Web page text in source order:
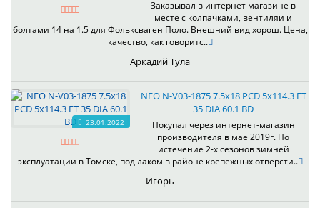
Заказывал в интернет магазине в
месте с колпачками, вентиляи и
болтами 14 на 1.5 для Фольксваген Поло. Внешний вид хорош. Цена,
качество, как говоритс..
Аркадий Тула
23.01.2022
NEO N-V03-1875 7.5x18 PCD 5x114.3 ET
35 DIA 60.1 BD
Покупал через интернет-магазин
производителя в мае 2019г. По
истечение 2-х сезонов зимней
эксплуатации в Томске, под лаком в районе крепежных отверсти..
Игорь